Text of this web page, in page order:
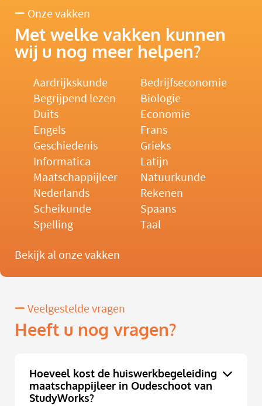
Onze vakken
Met welke vakken kunnen
wij u nog meer helpen?
Aardrijkskunde
Bedrijfseconomie
Begrijpend lezen
Biologie
Duits
Economie
Engels
Frans
Geschiedenis
Grieks
Informatica
Latijn
Maatschappijleer
Natuurkunde
Nederlands
Rekenen
Scheikunde
Spaans
Spelling
Taal
Bekijk al onze vakken
Veelgestelde vragen
Heeft u nog vragen?
Hoeveel kost de huiswerkbegeleiding
maatschappijleer in Oudeschoot van
StudyWorks?